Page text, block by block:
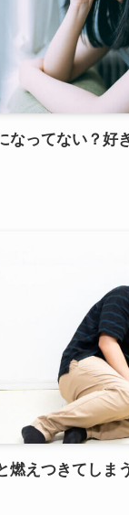
なってない？好
燃えつきてしま